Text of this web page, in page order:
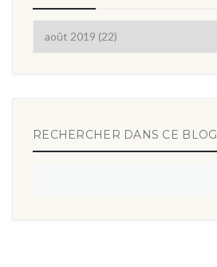
RECHERCHER DANS CE BLOG